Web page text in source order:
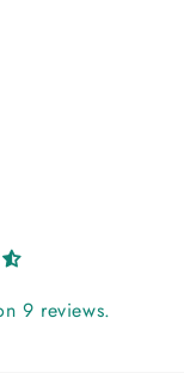
ウキです。
9 reviews.